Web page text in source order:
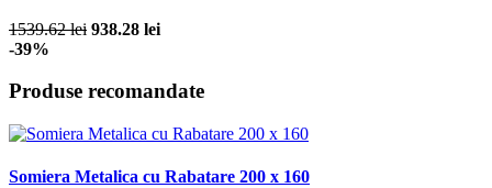
1539.62 lei 938.28 lei
-39%
Produse recomandate
Somiera Metalica cu Rabatare 200 x 160